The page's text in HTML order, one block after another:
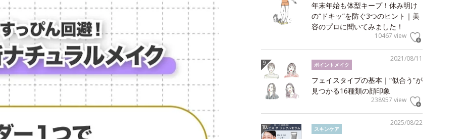
年末年始も体型キープ！休み明け
の“ドキッ”を防ぐ3つのヒント｜美
容のプロに聞いてみました！
10467 view
2021/08/11
ポイントメイク
フェイスタイプの基本｜“似合う”が
見つかる16種類の顔印象
238957 view
2025/08/22
スキンケア